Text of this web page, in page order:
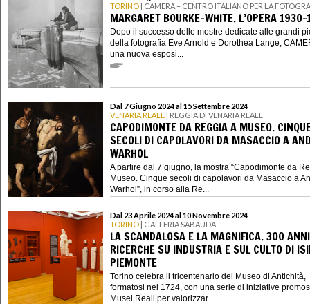
TORINO | CAMERA – CENTRO ITALIANO PER LA
MARGARET BOURKE-WHITE. L’OPERA
Dopo il successo delle mostre dedicate alle grandi
della fotografia Eve Arnold e Dorothea Lange,
una nuova esposi...
Dal 7 Giugno 2024 al 15 Settembre 2024
VENARIA REALE | REGGIA DI VENARIA REALE
CAPODIMONTE DA REGGIA A MUSEO.
SECOLI DI CAPOLAVORI DA MASACCIO A
WARHOL
A partire dal 7 giugno, la mostra “Capodimonte da
Museo. Cinque secoli di capolavori da Masaccio a
Warhol”, in corso alla Re...
Dal 23 Aprile 2024 al 10 Novembre 2024
TORINO | GALLERIA SABAUDA
LA SCANDALOSA E LA MAGNIFICA. 300
RICERCHE SU INDUSTRIA E SUL CULTO DI
PIEMONTE
Torino celebra il tricentenario del Museo di Antichità,
formatosi nel 1724, con una serie di iniziative
Musei Reali per valorizzar...